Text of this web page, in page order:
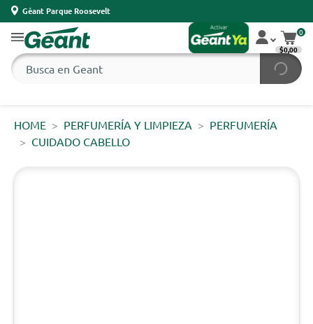
Géant Parque Roosevelt
0
$0,00
HOME PERFUMERÍA Y LIMPIEZA
PERFUMERÍA
CUIDADO CABELLO